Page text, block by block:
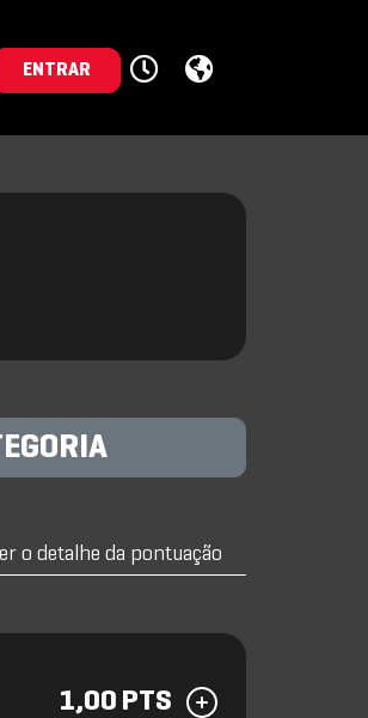
ENTRAR
o detalhe da pontuação
1,00 PTS